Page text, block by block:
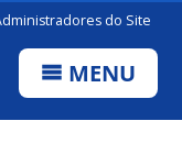
do Site
MENU